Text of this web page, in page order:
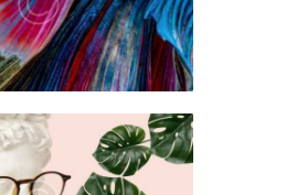
abril 6, 2019